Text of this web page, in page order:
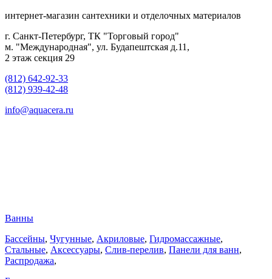
интернет-магазин сантехники и отделочных материалов
г. Санкт-Петербург, ТК "Торговый город"
м. "Международная", ул. Будапештская д.11,
2 этаж секция 29
(812) 642-92-33
(812) 939-42-48
info@aquacera.ru
Ванны
Бассейны, Чугунные, Акриловые, Гидромассажные,
Стальные, Аксессуары, Слив-перелив, Панели для ванн,
Распродажа,